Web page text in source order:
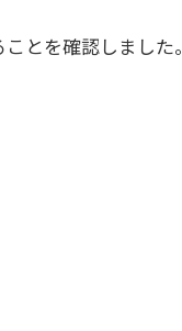
とを確認しました。